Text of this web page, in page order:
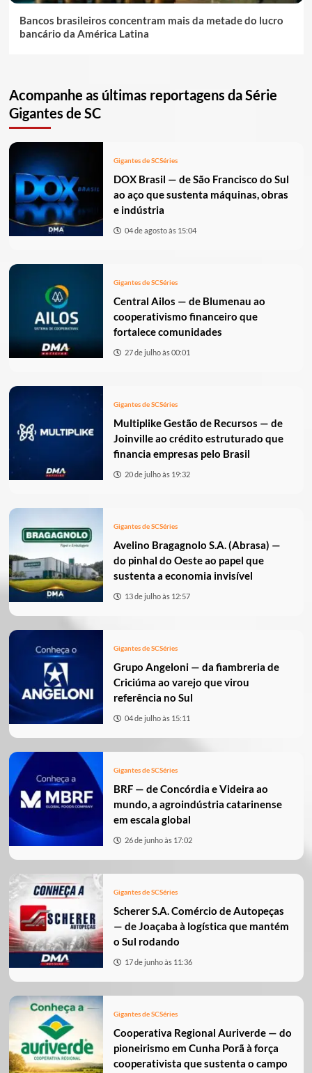
Bancos brasileiros concentram mais da metade do lucro
bancário da América Latina
Acompanhe as últimas reportagens da Série
Gigantes de SC
Gigantes de SCSéries
DOX Brasil — de São Francisco do Sul
ao aço que sustenta máquinas, obras
e indústria
04 de agosto às 15:04
Gigantes de SCSéries
Central Ailos — de Blumenau ao
cooperativismo financeiro que
fortalece comunidades
27 de julho às 00:01
Gigantes de SCSéries
Multiplike Gestão de Recursos — de
Joinville ao crédito estruturado que
financia empresas pelo Brasil
20 de julho às 19:32
Gigantes de SCSéries
Avelino Bragagnolo S.A. (Abrasa) —
do pinhal do Oeste ao papel que
sustenta a economia invisível
13 de julho às 12:57
Gigantes de SCSéries
Grupo Angeloni — da fiambreria de
Criciúma ao varejo que virou
referência no Sul
04 de julho às 15:11
Gigantes de SCSéries
BRF — de Concórdia e Videira ao
mundo, a agroindústria catarinense
em escala global
26 de junho às 17:02
Gigantes de SCSéries
Scherer S.A. Comércio de Autopeças
— de Joaçaba à logística que mantém
o Sul rodando
17 de junho às 11:36
Gigantes de SCSéries
Cooperativa Regional Auriverde — do
pioneirismo em Cunha Porã à força
cooperativista que sustenta o campo